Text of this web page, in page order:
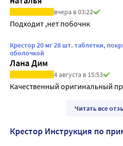
вчера в 03:22
Подходит ,нет побочнк
Крестор 20 мг 28 шт. таблетки,
оболочкой
Лана Дим
4 августа в 15:53
Качественный оригинальный
Читать все
Крестор Инструкция по